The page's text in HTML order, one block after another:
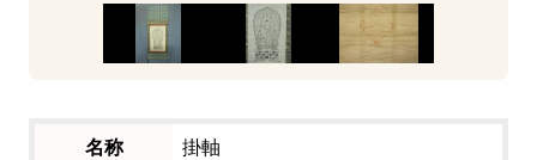
名称 掛軸